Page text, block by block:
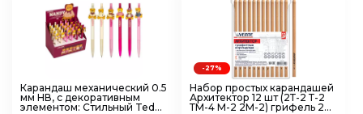
Карандаш механический 0.5
мм НВ, с декоративным
элементом: Стильный Teddy
Набор простых карандашей
Архитектор 12 шт (2Т-2 Т-2
ТМ-4 М-2 2М-2) грифель 2
-27%